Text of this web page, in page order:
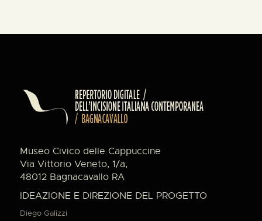
Museo Civico delle Cappuccine
Via Vittorio Veneto, 1/a,
48012 Bagnacavallo RA
IDEAZIONE E DIREZIONE DEL PROGETTO
Diego Galizzi